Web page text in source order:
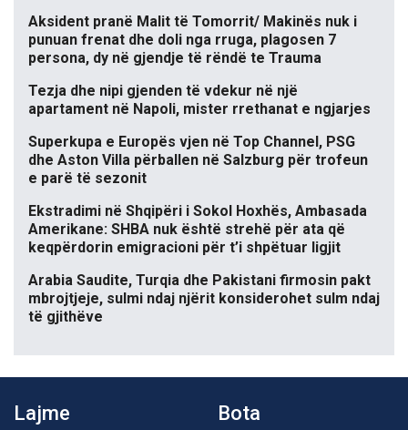
Aksident pranë Malit të Tomorrit/ Makinës nuk i
punuan frenat dhe doli nga rruga, plagosen 7
persona, dy në gjendje të rëndë te Trauma
Tezja dhe nipi gjenden të vdekur në një
apartament në Napoli, mister rrethanat e ngjarjes
Superkupa e Europës vjen në Top Channel, PSG
dhe Aston Villa përballen në Salzburg për trofeun
e parë të sezonit
Ekstradimi në Shqipëri i Sokol Hoxhës, Ambasada
Amerikane: SHBA nuk është strehë për ata që
keqpërdorin emigracioni për t’i shpëtuar ligjit
Arabia Saudite, Turqia dhe Pakistani firmosin pakt
mbrojtjeje, sulmi ndaj njërit konsiderohet sulm ndaj
të gjithëve
Lajme Bota